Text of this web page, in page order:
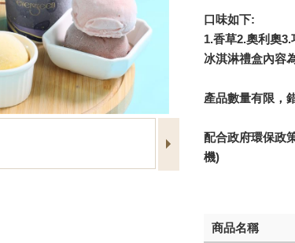
口味如下:
1.香草2.奧利奧
冰淇淋禮盒內容
產品數量有限，
配合政府環保政
機)
商品名稱